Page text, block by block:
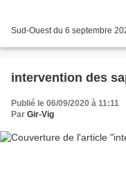
Sud-Ouest du 6 septembre
intervention des
Publié le 06/09/2020 à 11:11
Par Gir-Vig